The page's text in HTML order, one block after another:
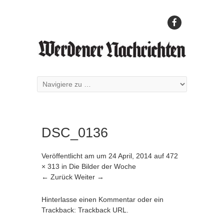
DSC_0136
Veröffentlicht am um 24 April, 2014 auf 472
× 313 in Die Bilder der Woche
← Zurück Weiter →
Hinterlasse einen Kommentar oder ein
Trackback: Trackback URL